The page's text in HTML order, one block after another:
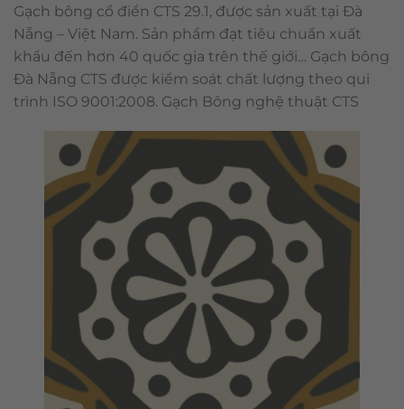
Gạch bông cổ điển CTS 29.1, được sản xuất tại Đà
Nẵng – Việt Nam. Sản phẩm đạt tiêu chuẩn xuất
khẩu đến hơn 40 quốc gia trên thế giới… Gạch bông
Đà Nẵng CTS được kiểm soát chất lượng theo qui
trình ISO 9001:2008. Gạch Bông nghệ thuật CTS